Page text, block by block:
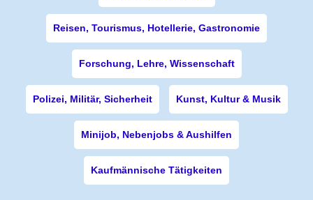
Reisen, Tourismus, Hotellerie, Gastronomie
Forschung, Lehre, Wissenschaft
Polizei, Militär, Sicherheit Kunst, Kultur & Musik
Minijob, Nebenjobs & Aushilfen
Kaufmännische Tätigkeiten